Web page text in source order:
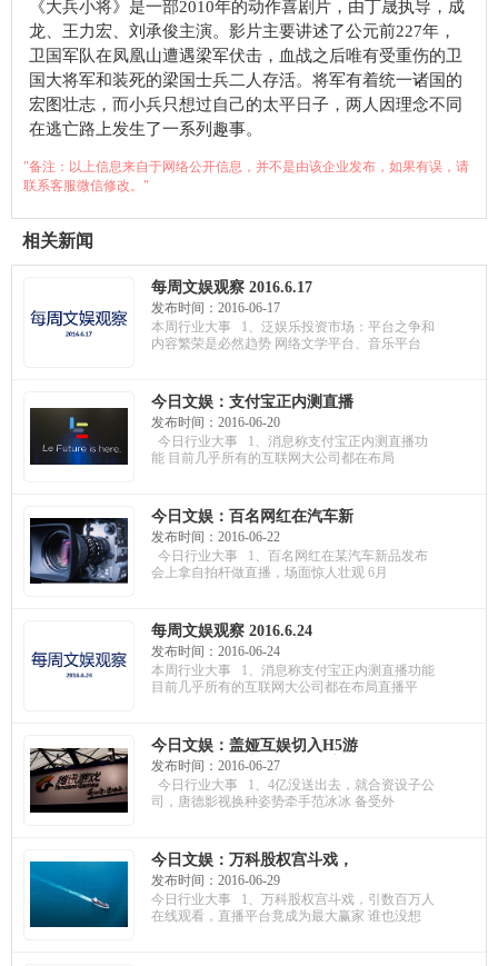
《大兵小将》是一部2010年的动作喜剧片，由丁晟执导，成
龙、王力宏、刘承俊主演。影片主要讲述了公元前227年，
卫国军队在凤凰山遭遇梁军伏击，血战之后唯有受重伤的卫
国大将军和装死的梁国士兵二人存活。将军有着统一诸国的
宏图壮志，而小兵只想过自己的太平日子，两人因理念不同
在逃亡路上发生了一系列趣事。
"备注：以上信息来自于网络公开信息，并不是由该企业发布，如果有误，请
联系客服微信修改。"
相关新闻
每周文娱观察 2016.6.17
发布时间：2016-06-17
本周行业大事 1、泛娱乐投资市场：平台之争和
内容繁荣是必然趋势 网络文学平台、音乐平台
今日文娱：支付宝正内测直播
功能；乐视斥资9亿再收购酷派
11%股份；游族影业高层的动
荡让《三体》上映遥遥无期
发布时间：2016-06-20
今日行业大事 1、消息称支付宝正内测直播功
能 目前几乎所有的互联网大公司都在布局
今日文娱：百名网红在汽车新
品发布会上拿自拍杆做直播；
腾讯史上最大笔并购诞生！万
达和阿里聚焦IP产业
发布时间：2016-06-22
今日行业大事 1、百名网红在某汽车新品发布
会上拿自拍杆做直播，场面惊人壮观 6月
每周文娱观察 2016.6.24
发布时间：2016-06-24
本周行业大事 1、消息称支付宝正内测直播功能
目前几乎所有的互联网大公司都在布局直播平
今日文娱：盖娅互娱切入H5游
戏分发业务；唐德影视牵手范
冰冰；腾讯成为全球收入最高
的游戏公司
发布时间：2016-06-27
今日行业大事 1、4亿没送出去，就合资设子公
司，唐德影视换种姿势牵手范冰冰 备受外
今日文娱：万科股权宫斗戏，
直播平台竟成最大赢家！58同
城布局影业；阿里影业布局线
下院线
发布时间：2016-06-29
今日行业大事 1、万科股权宫斗戏，引数百万人
在线观看，直播平台竟成为最大赢家 谁也没想